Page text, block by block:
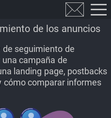
de los anuncios
seguimiento de
campaña de
landing page, postbacks
cómo comparar informes